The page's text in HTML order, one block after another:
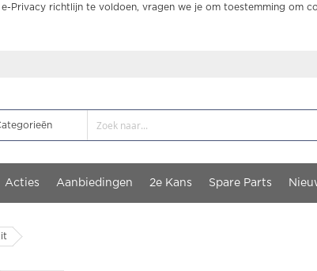
e-Privacy richtlijn te voldoen, vragen we je om toestemming om
Acties Aanbiedingen 2e Kans Spare Parts